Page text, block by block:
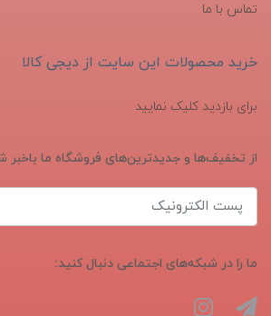
تماس با ما
خرید محصولات این سایت از دیجی کالا
برای بازدید کلیک نمایید
از تخفیف‌ها و جدیدترین‌های فروشگاه ما باخبر
ما را در شبکه‌های اجتماعی دنبال کنید: